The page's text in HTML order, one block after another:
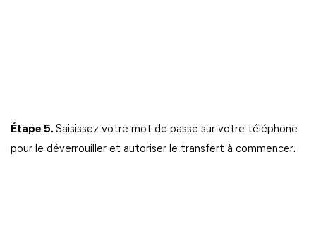
Étape 5. Saisissez votre mot de passe sur votre téléphone
pour le déverrouiller et autoriser le transfert à commencer.